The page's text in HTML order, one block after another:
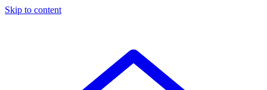
Skip to content